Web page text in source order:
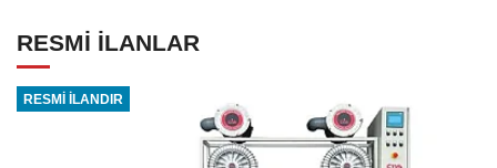
RESMİ İLANLAR
RESMİ İLANDIR